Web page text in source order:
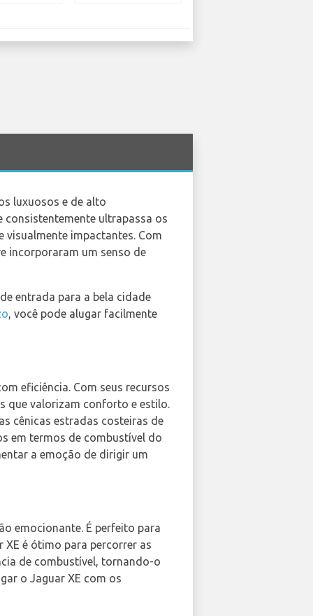
luxuosos e de alto
consistentemente ultrapassa os
impactantes. Com
incorporaram um senso de
entrada para a bela cidade
, você pode alugar facilmente
eficiência. Com seus recursos
que valorizam conforto e estilo.
cênicas estradas costeiras de
em termos de combustível do
a emoção de dirigir um
emocionante. É perfeito para
XE é ótimo para percorrer as
de combustível, tornando-o
o Jaguar XE com os